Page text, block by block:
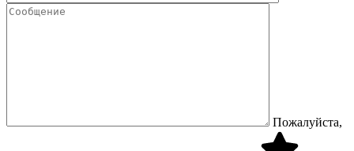
Пожалуйста,